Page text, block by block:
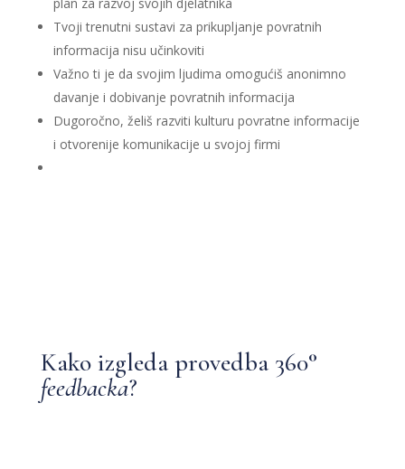
Tvoji trenutni sustavi za prikupljanje povratnih
informacija nisu učinkoviti
Važno ti je da svojim ljudima omogućiš anonimno
davanje i dobivanje povratnih informacija
Dugoročno, želiš razviti kulturu povratne informacije
i otvorenije komunikacije u svojoj firmi
Kako izgleda provedba 360°
feedbacka?